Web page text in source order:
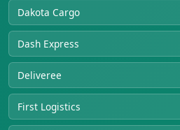
Dakota Cargo
Dash Express
Deliveree
First Logistics